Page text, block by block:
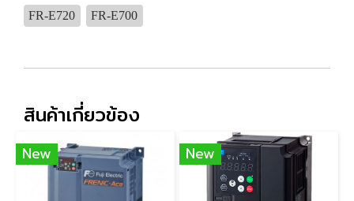
FR-E720 FR-E700
สินค้าเกี่ยวข้อง
New New